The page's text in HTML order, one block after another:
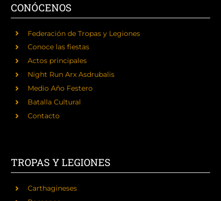
CONÓCENOS
Federación de Tropas y Legiones
Conoce las fiestas
Actos principales
Night Run Arx Asdrubalis
Medio Año Festero
Batalla Cultural
Contacto
TROPAS Y LEGIONES
Carthagineses